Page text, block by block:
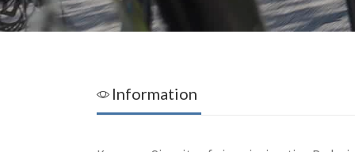
Information